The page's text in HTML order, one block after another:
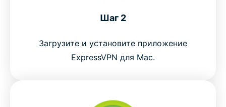
Шаг 2
Загрузите и установите приложение
ExpressVPN для Mac.